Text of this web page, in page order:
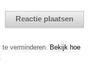
verminderen. Bekijk hoe